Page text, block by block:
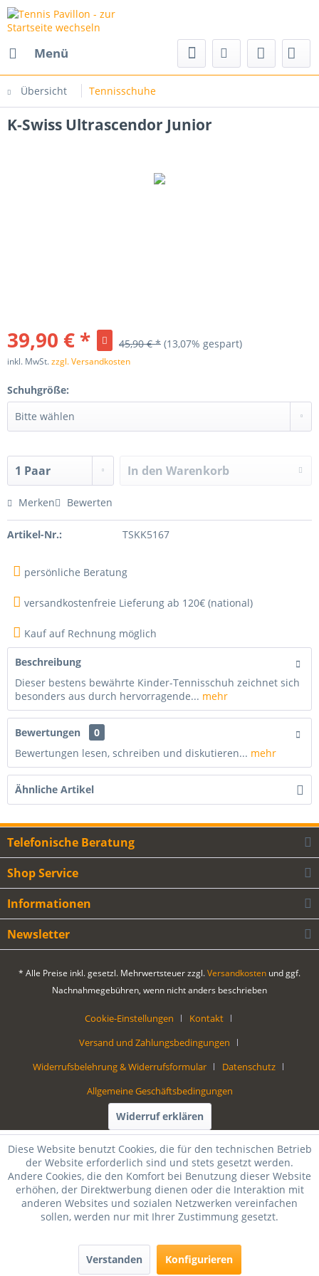
Menü
Übersicht Tennisschuhe
K-Swiss Ultrascendor Junior
39,90 € * 45,90 € * (13,07% gespart)
inkl. MwSt.zzgl. Versandkosten
Schuhgröße:
In den Warenkorb
Merken Bewerten
Artikel-Nr.: TSKK5167
persönliche Beratung
versandkostenfreie Lieferung ab 120€ (national)
Kauf auf Rechnung möglich
Beschreibung
Dieser bestens bewährte Kinder-Tennisschuh zeichnet sich
besonders aus durch hervorragende... mehr
Bewertungen
0
Bewertungen lesen, schreiben und diskutieren... mehr
Ähnliche Artikel
Telefonische Beratung
Shop Service
Informationen
Newsletter
* Alle Preise inkl. gesetzl. Mehrwertsteuer zzgl.Versandkosten und ggf.
Nachnahmegebühren, wenn nicht anders beschrieben
Cookie-Einstellungen
Kontakt
Versand und Zahlungsbedingungen
Widerrufsbelehrung & Widerrufsformular
Datenschutz
Allgemeine Geschäftsbedingungen
Widerruf erklären
Diese Website benutzt Cookies, die für den technischen Betrieb
der Website erforderlich sind und stets gesetzt werden.
Andere Cookies, die den Komfort bei Benutzung dieser Website
erhöhen, der Direktwerbung dienen oder die Interaktion mit
anderen Websites und sozialen Netzwerken vereinfachen
sollen, werden nur mit Ihrer Zustimmung gesetzt.
Verstanden Konfigurieren